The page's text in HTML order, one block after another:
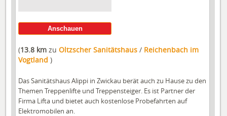
Anschauen
(13.8 km zuOltzscher Sanitätshaus/ Reichenbach im
Vogtland )
Das Sanitätshaus Alippi in Zwickau berät auch zu Hause zu den
Themen Treppenlifte und Treppensteiger. Es ist Partner der
Firma Lifta und bietet auch kostenlose Probefahrten auf
Elektromobilen an.